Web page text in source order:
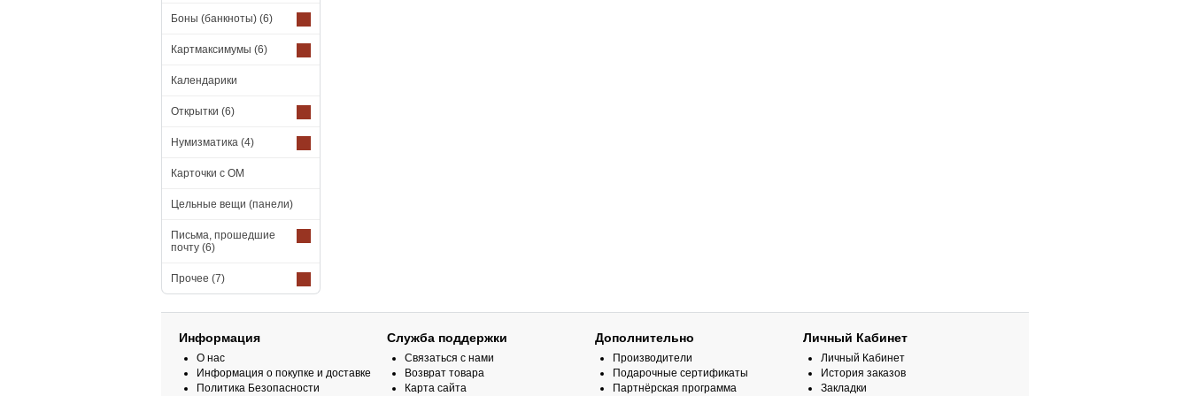
Боны (банкноты) (6)
Картмаксимумы (6)
Календарики
Открытки (6)
Нумизматика (4)
Карточки с ОМ
Цельные вещи (панели)
Письма, прошедшие
почту (6)
Прочее (7)
Информация
О нас
Информация о покупке и доставке
Политика Безопасности
Служба поддержки
Связаться с нами
Возврат товара
Карта сайта
Дополнительно
Производители
Подарочные сертификаты
Партнёрская программа
Личный Кабинет
Личный Кабинет
История заказов
Закладки